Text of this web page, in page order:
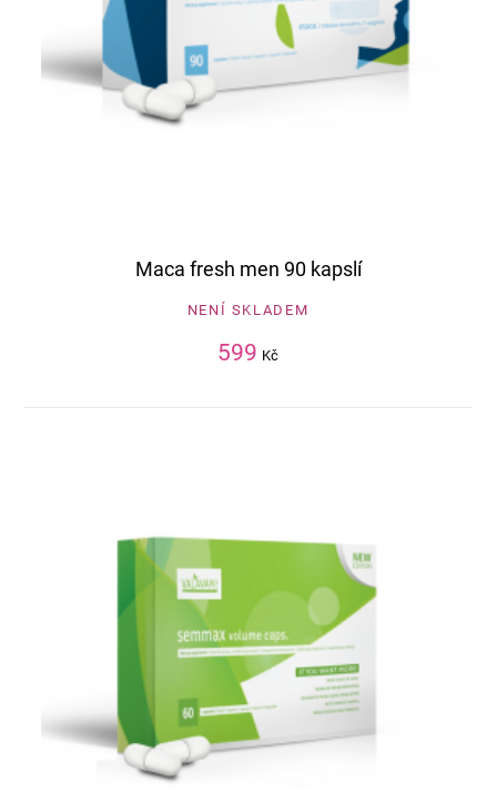
Maca fresh men 90 kapslí
NENÍ SKLADEM
599 Kč